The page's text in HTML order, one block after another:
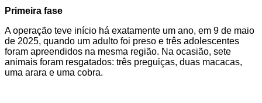
Primeira fase
A operação teve início há exatamente um ano, em 9 de maio
de 2025, quando um adulto foi preso e três adolescentes
foram apreendidos na mesma região. Na ocasião, sete
animais foram resgatados: três preguiças, duas macacas,
uma arara e uma cobra.